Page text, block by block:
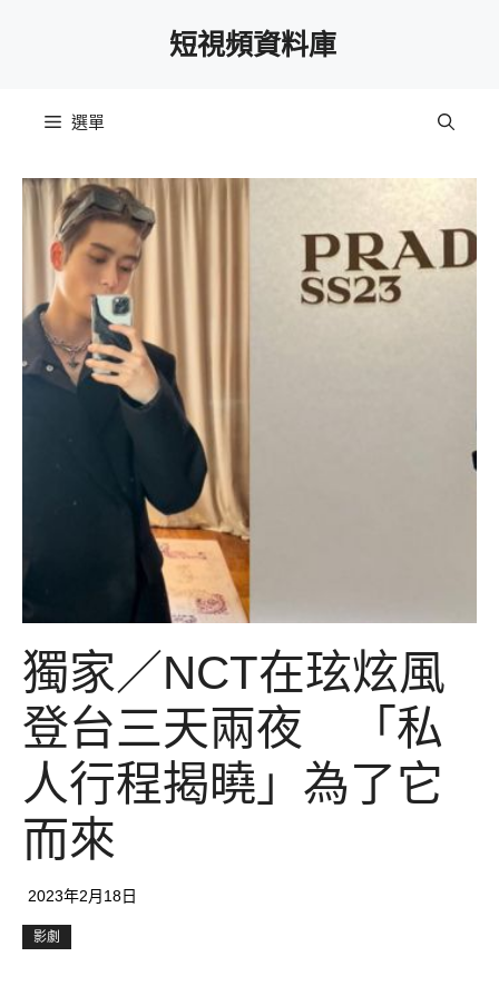
短視頻資料庫
選單
獨家／NCT在玹炫風
登台三天兩夜 「私
人行程揭曉」為了它
而來
2023年2月18日
影劇